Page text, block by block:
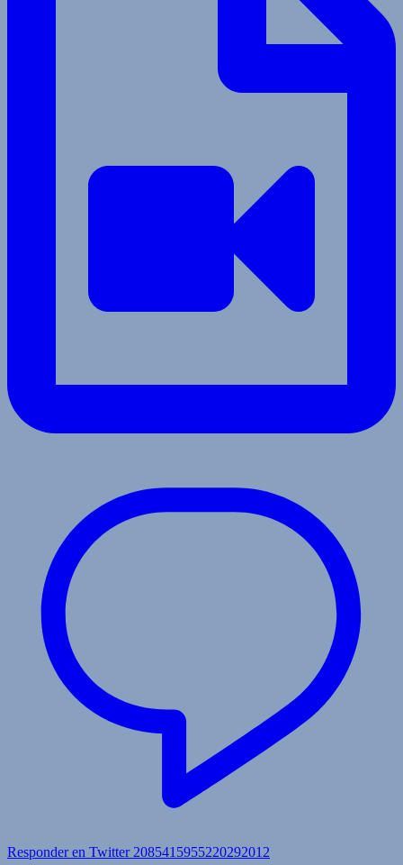
Responder en Twitter 2085415955220292012